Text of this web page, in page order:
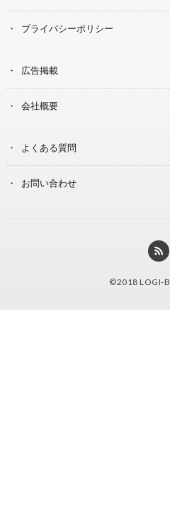
プライバシーポリシー
広告掲載
会社概要
よくある質問
お問い合わせ
©2018 LOGI-